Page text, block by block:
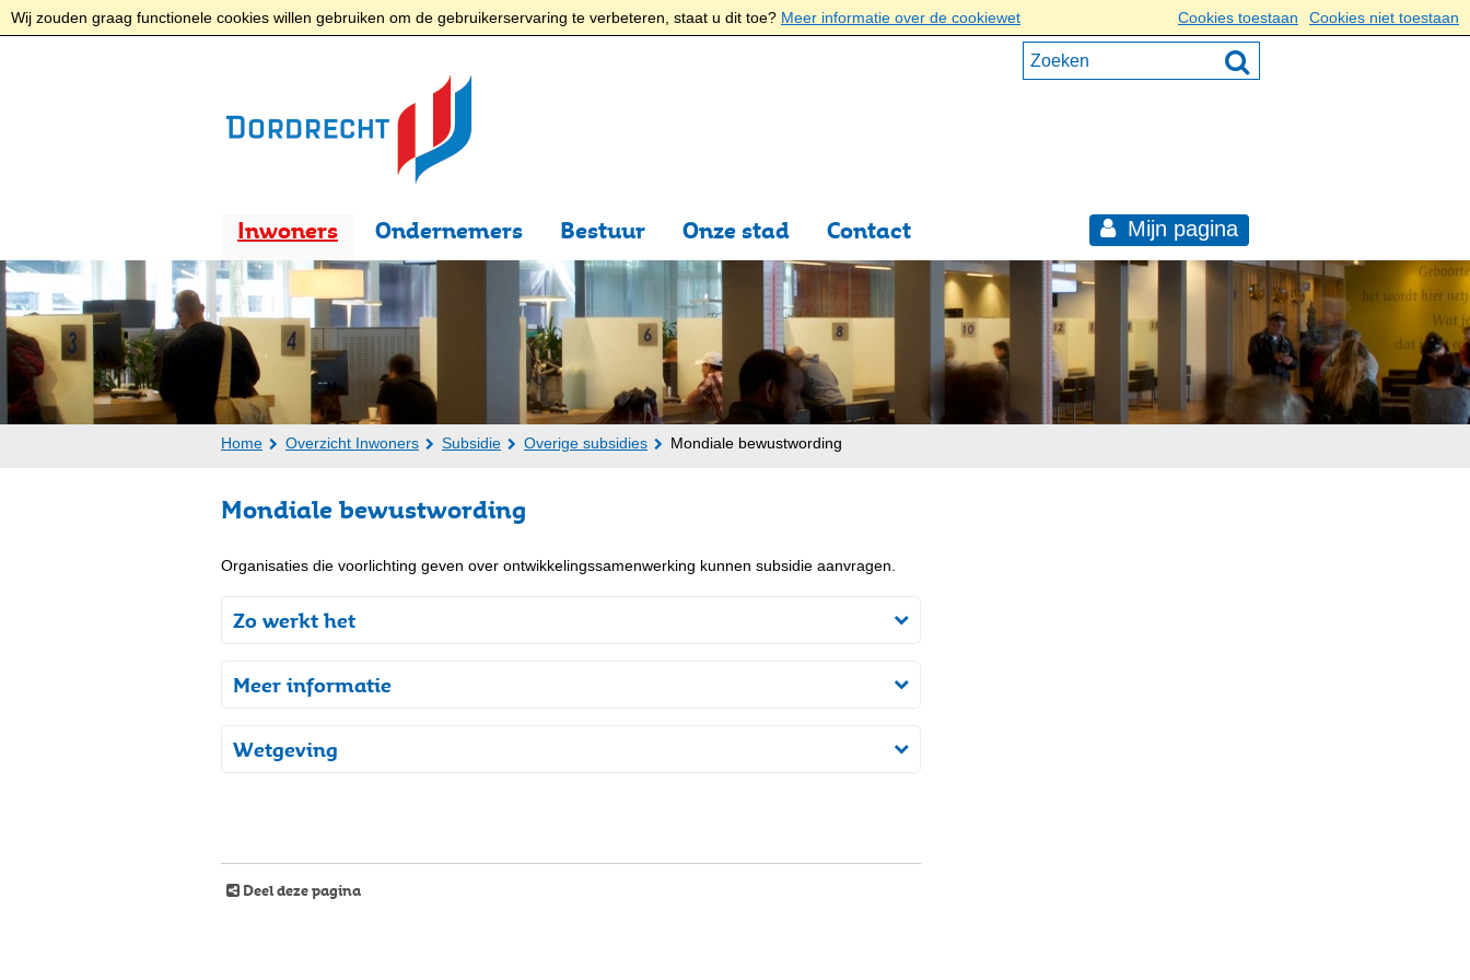
Wij zouden graag functionele cookies willen gebruiken om de gebruikerservaring te verbeteren, staat u dit toe? Meer informatie over de cookiewet Cookies toestaan Cookies niet toestaan
Inwoners Ondernemers Bestuur Onze stad Contact Mijn pagina
Home Overzicht Inwoners Subsidie Overige subsidies Mondiale bewustwording
Mondiale bewustwording
Organisaties die voorlichting geven over ontwikkelingssamenwerking kunnen subsidie aanvragen.
Zo werkt het
Meer informatie
Wetgeving
Deel deze pagina